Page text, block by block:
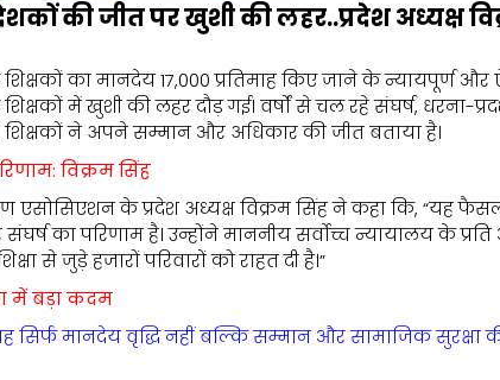
की जीत पर खुशी की लहर..प्रदेश अध्यक्ष
शिक्षकों का मानदेय ₹17,000 प्रतिमाह किए जाने के न्यायपूर्ण
में खुशी की लहर दौड़ गई। वर्षों से चल रहे संघर्ष, धरना-
ने अपने सम्मान और अधिकार की जीत बताया है।
विक्रम सिंह
एसोसिएशन के प्रदेश अध्यक्ष विक्रम सिंह ने कहा कि, “यह
का परिणाम है। उन्होंने माननीय सर्वोच्च न्यायालय के
से जुड़े हजारों परिवारों को राहत दी है।”
में बड़ा कदम
सिर्फ मानदेय वृद्धि नहीं बल्कि सम्मान और सामाजिक सुरक्षा